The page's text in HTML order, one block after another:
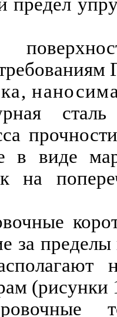
в виде
на
за пределы
(рисунки